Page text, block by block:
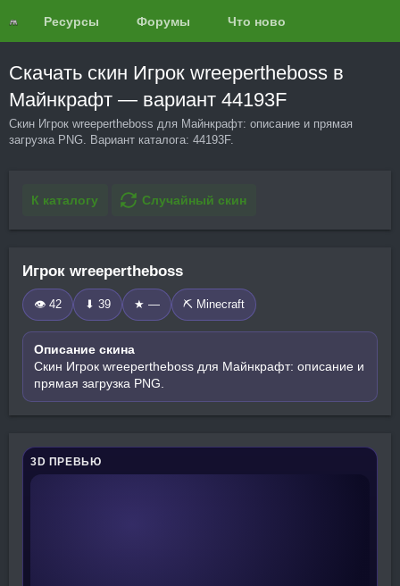
Ресурсы Форумы Что нового?
Скачать скин Игрок wreepertheboss в
Майнкрафт — вариант 44193F
Скин Игрок wreepertheboss для Майнкрафт: описание и прямая
загрузка PNG. Вариант каталога: 44193F.
К каталогу Случайный скин
Игрок wreepertheboss
👁 42 ⬇ 39 ★ — ⛏️ Minecraft
Описание скина
Скин Игрок wreepertheboss для Майнкрафт: описание и
прямая загрузка PNG.
3D ПРЕВЬЮ